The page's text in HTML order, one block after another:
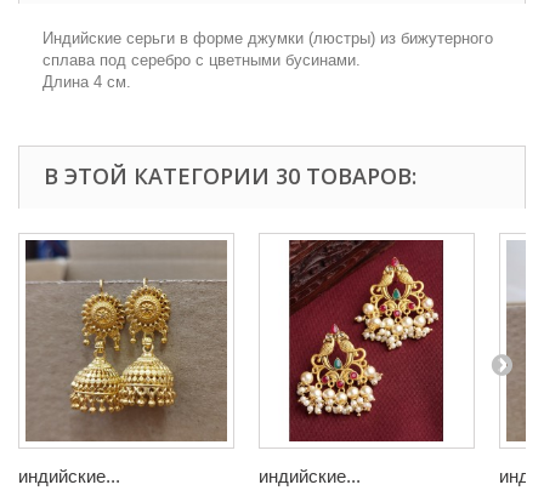
Индийские серьги в форме джумки (люстры) из бижутерного
сплава под серебро с цветными бусинами.
Длина 4 см.
В ЭТОЙ КАТЕГОРИИ 30 ТОВАРОВ:
индийские... индийские...